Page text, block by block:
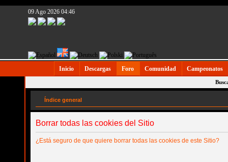
09 Ago 2026 04:46
Inicio Descargas Foro Comunidad Campeonatos
Índice general
Borrar todas las cookies del Sitio
¿Está seguro de que quiere borrar todas las cookies de este Sitio?